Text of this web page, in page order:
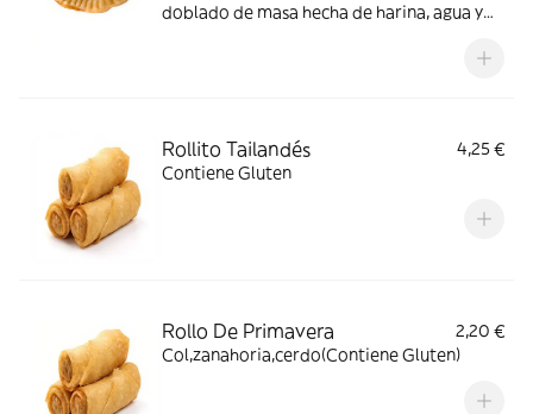
doblado de masa hecha de harina, agua y
Rollito Tailandés
4,25 €
Contiene Gluten
Rollo De Primavera
2,20 €
Col,zanahoria,cerdo(Contiene Gluten)